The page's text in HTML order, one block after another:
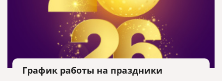
График работы на праздники